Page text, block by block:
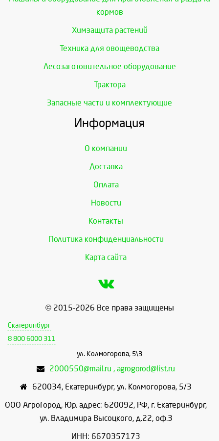
кормов
Химзащита растений
Техника для овощеводства
Лесозаготовительное оборудование
Трактора
Запасные части и комплектующие
Информация
О компании
Доставка
Оплата
Новости
Контакты
Политика конфиденциальности
Карта сайта
© 2015-2026 Все права защищены
Екатеринбург
8 800 6000 311
ул. Колмогорова, 5\3
2000550@mail.ru , agrogorod@list.ru
620034, Екатеринбург, ул. Колмогорова, 5/3
ООО АгроГород, Юр. адрес: 620092, РФ, г. Екатеринбург,
ул. Владимира Высоцкого, д.22, оф.3
ИНН: 6670357173